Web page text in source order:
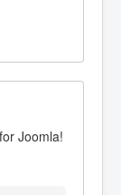
Joomla!